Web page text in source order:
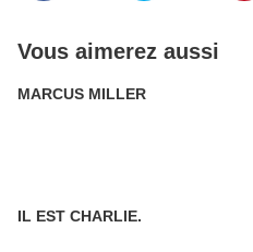
Vous aimerez aussi
MARCUS MILLER
IL EST CHARLIE.